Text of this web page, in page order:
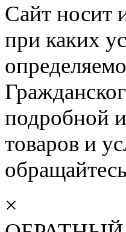
Сайт носит
при каких
подробной
товаров и
×